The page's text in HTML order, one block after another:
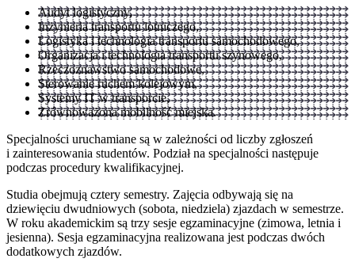
Audyt logistyczny,
Inżynieria transportu lotniczego,
Logistyka i technologia transportu samochodowego,
Organizacja i technologia transportu szynowego,
Rzeczoznawstwo samochodowe,
Sterowanie ruchem kolejowym,
Systemy IT w transporcie,
Zrównoważona mobilność miejska.
Specjalności uruchamiane są w zależności od liczby zgłoszeń
i zainteresowania studentów. Podział na specjalności następuje
podczas procedury kwalifikacyjnej.
Studia obejmują cztery semestry. Zajęcia odbywają się na
dziewięciu dwudniowych (sobota, niedziela) zjazdach w semestrze.
W roku akademickim są trzy sesje egzaminacyjne (zimowa, letnia i
jesienna). Sesja egzaminacyjna realizowana jest podczas dwóch
dodatkowych zjazdów.